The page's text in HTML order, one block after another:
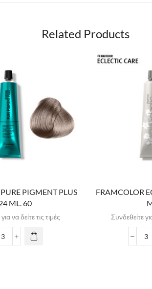
Related Products
PIGMENT PLUS
ML. 60
να δείτε τις τιμές
FRAMCOLOR
Συνδεθείτε